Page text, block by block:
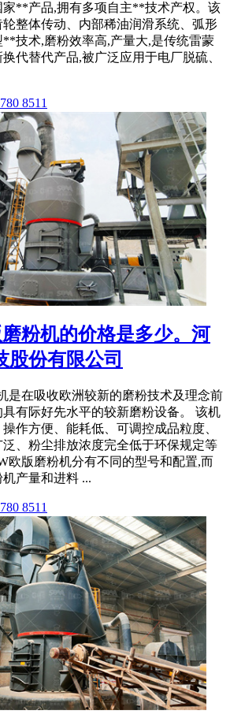
家**产品,拥有多项自主**技术产权。该
整体传动、内部稀油润滑系统、弧形
**技术,磨粉效率高,产量大,是传统雷蒙
代替代产品,被广泛应用于电厂脱硫、
8511
粉机的价格是多少。河
股份有限公司
是在吸收欧洲较新的磨粉技术及理念前
有际好先水平的较新磨粉设备。 该机
作方便、能耗低、可调控成品粒度、
、粉尘排放浓度完全低于环保规定等
欧版磨粉机分有不同的型号和配置,而
产量和进料 ...
8511